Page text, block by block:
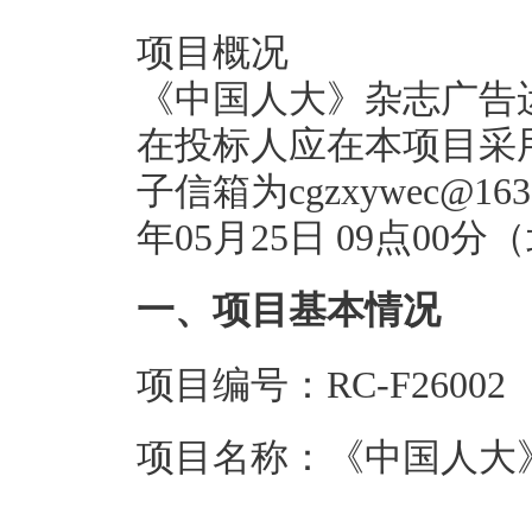
项目概况
《中国人大》杂志广
在投标人应在本项目
子信箱为
年05月25日 09点00分
一、项目基本情况
项目编号：RC-F26002
项目名称：《中国人